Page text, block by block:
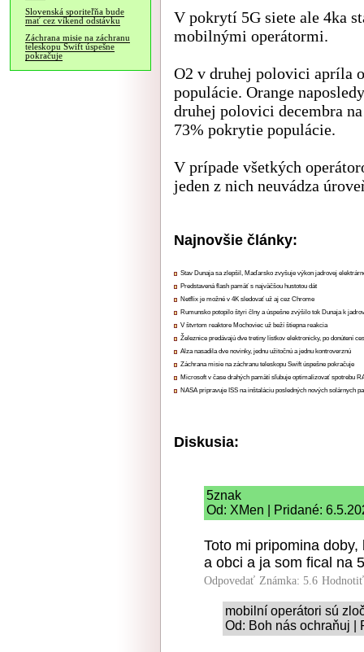
Slovenská sporiteľňa bude
mať cez víkend odstávku
Záchrana misie na záchranu
teleskopu Swift úspešne
pokračuje
V pokrytí 5G siete ale 4ka
mobilnými operátormi.
O2 v druhej polovici apríla
populácie. Orange
druhej polovici decembra
73% pokrytie populácie.
V prípade všetkých
jeden z nich neuvádza
Najnovšie články:
Stav Dunaja sa zlepšil, Maďarsko zvyšuje výkon jadrovej
Predstavená flash pamäť s najväčšou hustotou dát
Netflix je možné v 4K sledovať už aj cez Chrome
Rumunsko potopilo štyri člny a úspešne zvýšilo tok Dunaja k
V štvrtom reaktore Mochoviec už beží štiepna reakcia
Železnice predávajú dve tretiny lístkov elektronicky, po donútení
Alza nasadila dve novinky, jednu užitočnú a jednu kontroverznú
Záchrana misie na záchranu teleskopu Swift úspešne pokračuje
Microsoft v čase drahých pamätí sľubuje optimalizovať spotrebu
NASA pripravuje ISS na inštaláciu posledných nových solárnych
Diskusia:
5znak
Od: XMen | Pridané:
Toto mi pripomina
a obci a ja som fical na
Odpovedať Známka: 5.6
mobilní operátori sú
Od: Boh nás ochraňuj |